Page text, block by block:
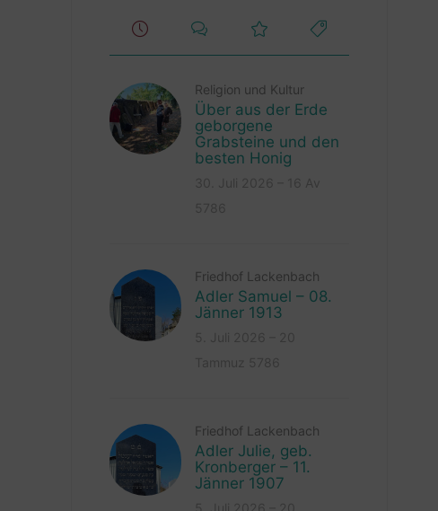
Religion und Kultur
Über aus der Erde
geborgene
Grabsteine und den
besten Honig
Friedhof Lackenbach
Adler Samuel – 08.
Jänner 1913
Friedhof Lackenbach
Adler Julie, geb.
Kronberger – 11.
Jänner 1907